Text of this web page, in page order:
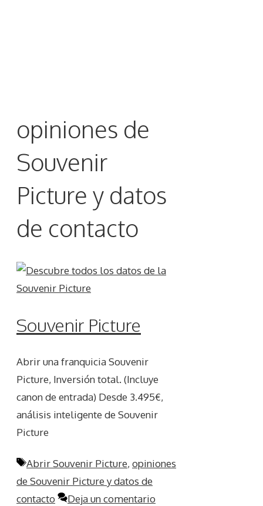
opiniones de
Souvenir
Picture y datos
de contacto
Souvenir Picture
Abrir una franquicia Souvenir
Picture, Inversión total. (Incluye
canon de entrada) Desde 3.495€,
análisis inteligente de Souvenir
Picture
Etiquetas
Abrir Souvenir Picture, opiniones
de Souvenir Picture y datos de
contacto
Deja un comentario